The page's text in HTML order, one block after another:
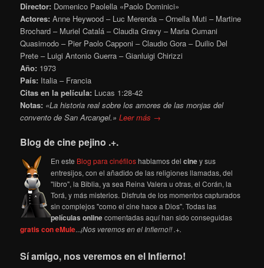
Director: Domenico Paolella «Paolo Dominici»
Actores: Anne Heywood – Luc Merenda – Ornella Muti – Martine
Brochard – Muriel Catalá – Claudia Gravy – Maria Cumani
Quasimodo – Pier Paolo Capponi – Claudio Gora – Duilio Del
Prete – Luigi Antonio Guerra – Gianluigi Chirizzi
Año: 1973
País: Italia – Francia
Citas en la película: Lucas 1:28-42
Notas: «La historia real sobre los amores de las monjas del
convento de San Arcangel.»Leer más →
Blog de cine pejino .+.
En este Blog para cinéfiloshablamos delciney sus
entresijos, con el añadido de las religiones llamadas, del
"libro", la Biblia, ya sea Reina Valera u otras, el Corán, la
Torá, y más misterios. Disfruta de los momentos capturados
sin complejos "como el cine hace a Dios". Todas las
películas onlinecomentadas aquí han sido conseguidas
gratis con eMule...¡Nos veremos en el Infierno!! .+.
Sí amigo, nos veremos en el Infierno!